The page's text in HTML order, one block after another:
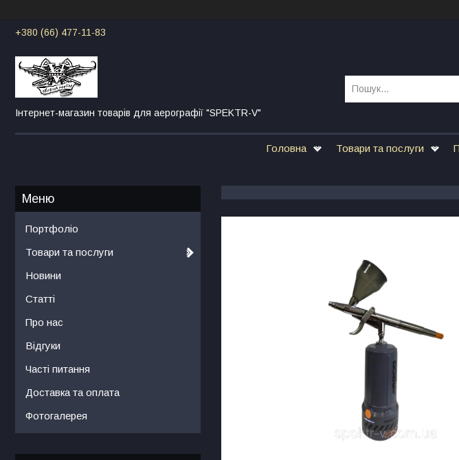
+380 (66) 477-11-83
Інтернет-магазин товарів для аерографії "SPEKTR-V"
Головна Товари та послуги
Портфоліо
Товари та послуги
Новини
Статті
Про нас
Відгуки
Часті питання
Доставка та оплата
Фотогалерея